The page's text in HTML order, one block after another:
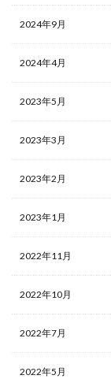
2024年9月
2024年4月
2023年5月
2023年3月
2023年2月
2023年1月
2022年11月
2022年10月
2022年7月
2022年5月